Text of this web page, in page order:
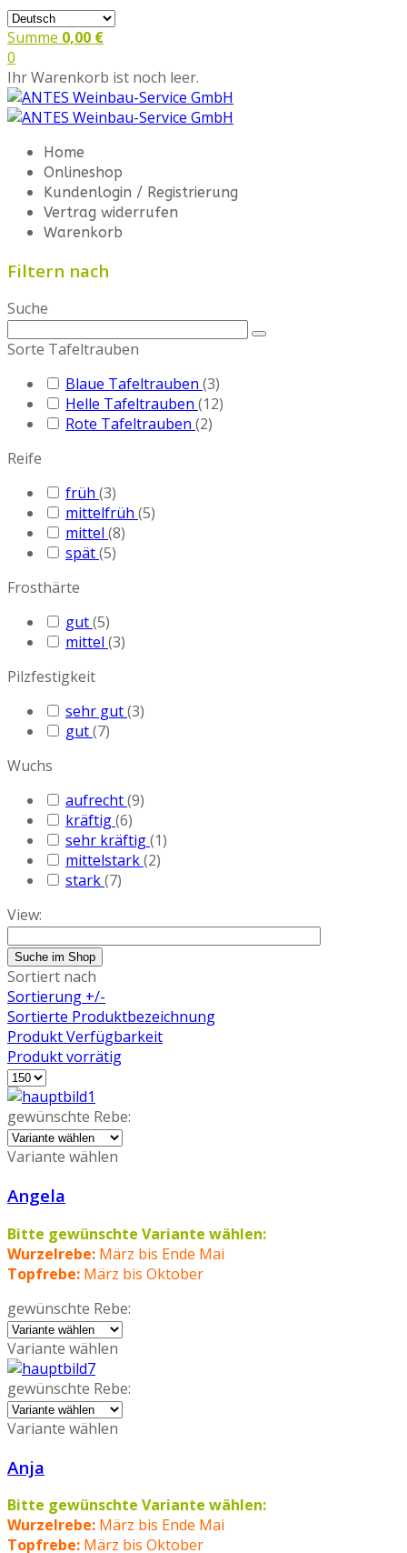
Summe 0,00 €
0
Ihr Warenkorb ist noch leer.
Home
Onlineshop
Kundenlogin / Registrierung
Vertrag widerrufen
Warenkorb
Filtern nach
Suche
Sorte Tafeltrauben
Blaue Tafeltrauben (3)
Helle Tafeltrauben (12)
Rote Tafeltrauben (2)
Reife
früh (3)
mittelfrüh (5)
mittel (8)
spät(5)
Frosthärte
gut(5)
mittel (3)
Pilzfestigkeit
sehr gut(3)
gut(7)
Wuchs
aufrecht(9)
kräftig(6)
sehr kräftig(1)
mittelstark(2)
stark(7)
View:
Sortiert nach
Sortierung +/-
Sortierte Produktbezeichnung
Produkt Verfügbarkeit
Produkt vorrätig
gewünschte Rebe:
Variante wählen
Angela
Bitte gewünschte Variante wählen:
Wurzelrebe: März bis Ende Mai
Topfrebe: März bis Oktober
gewünschte Rebe:
Variante wählen
gewünschte Rebe:
Variante wählen
Anja
Bitte gewünschte Variante wählen:
Wurzelrebe: März bis Ende Mai
Topfrebe: März bis Oktober